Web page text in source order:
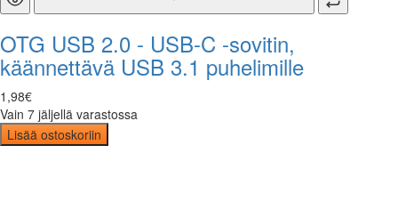
OTG USB 2.0 - USB-C -sovitin,
käännettävä USB 3.1 puhelimille
1 ,98€
Vain 7 jäljellä varastossa
Lisää ostoskoriin